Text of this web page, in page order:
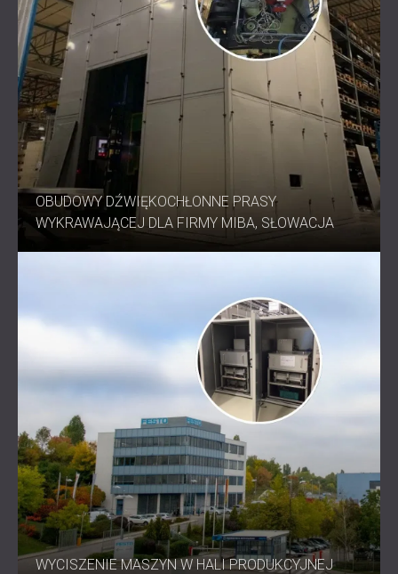
OBUDOWY DŹWIĘKOCHŁONNE PRASY
WYKRAWAJĄCEJ DLA FIRMY MIBA, SŁOWACJA
WYCISZENIE MASZYN W HALI PRODUKCYJNEJ